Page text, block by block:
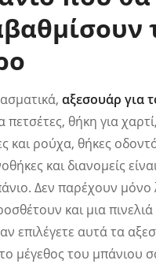
αξεσουάρ για
πετσέτες, θήκη για
και ρούχα, θήκες
και διανομείς
Δεν παρέχουν μόνο
και μια
επιλέγετε αυτά τα
μέγεθος του μπάνιου